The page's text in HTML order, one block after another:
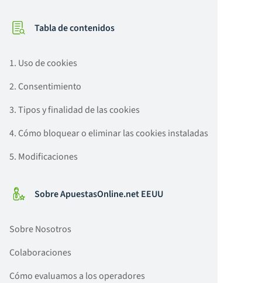
Tabla de contenidos
1. Uso de cookies
2. Consentimiento
3. Tipos y finalidad de las cookies
4. Cómo bloquear o eliminar las cookies instaladas
5. Modificaciones
Sobre ApuestasOnline.net EEUU
Sobre Nosotros
Colaboraciones
Cómo evaluamos a los operadores